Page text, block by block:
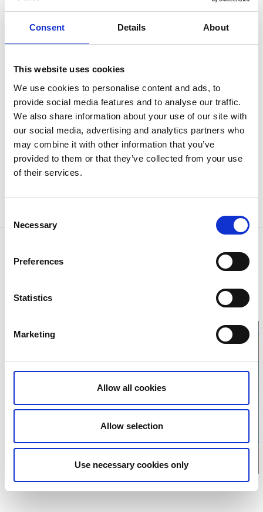
Consent Details About
This website uses cookies
We use cookies to personalise content and ads, to
provide social media features and to analyse our traffic.
We also share information about your use of our site with
our social media, advertising and analytics partners who
may combine it with other information that you’ve
provided to them or that they’ve collected from your use
of their services.
Selection
Necessary
Preferences
Statistics
Marketing
Allow all cookies
Allow selection
Use necessary cookies only
Tidaholm
Läckerheter från två världar
Restaurang Hökensås vid First Camp Hökensås
drivs av Klubbhus 13.
Mat med stor variation för alla
smaker
Här kan ni avnjuta mat från två olika matkulturer då
det varje dag serveras både svensk husmanskost och
​Restaurangen har lunchbuffé, fikamöjligheter och á la
Restaurang Hökensås
Telefon:0733 14 59 09
Klicka för att visa
karta